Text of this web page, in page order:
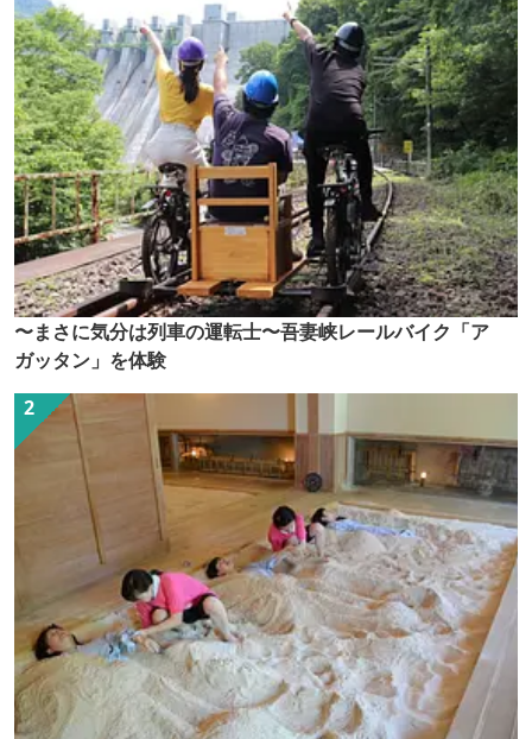
〜まさに気分は列車の運転士〜吾妻峡レールバイク「ア
ガッタン」を体験